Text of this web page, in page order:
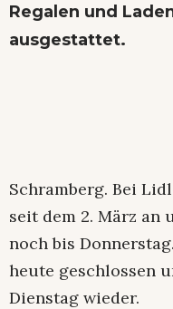
Regalen und
ausgestattet.
Schramberg. Bei
seit dem 2. März an
noch bis
heute geschlossen
Dienstag wieder.